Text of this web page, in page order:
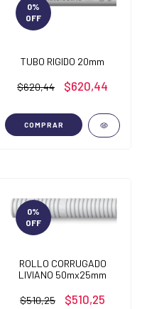
0%
OFF
TUBO RIGIDO 20mm
$620,44 $620,44
COMPRAR
0%
OFF
ROLLO CORRUGADO
LIVIANO 50mx25mm
$510,25 $510,25